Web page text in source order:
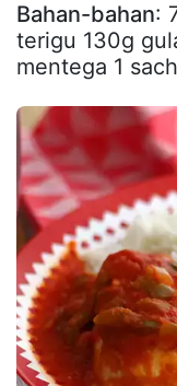
Bahan-bahan:
terigu 130g
mentega 1